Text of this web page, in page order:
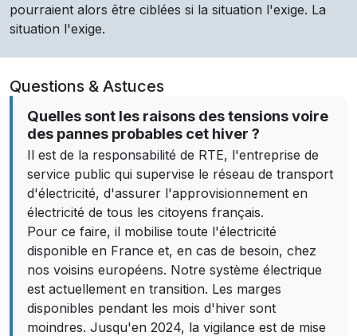
pourraient alors être ciblées si la situation l'exige. La
situation l'exige.
Questions & Astuces
Quelles sont les raisons des tensions voire
des pannes probables cet hiver ?
Il est de la responsabilité de RTE, l'entreprise de
service public qui supervise le réseau de transport
d'électricité, d'assurer l'approvisionnement en
électricité de tous les citoyens français.
Pour ce faire, il mobilise toute l'électricité
disponible en France et, en cas de besoin, chez
nos voisins européens. Notre système électrique
est actuellement en transition. Les marges
disponibles pendant les mois d'hiver sont
moindres. Jusqu'en 2024, la vigilance est de mise